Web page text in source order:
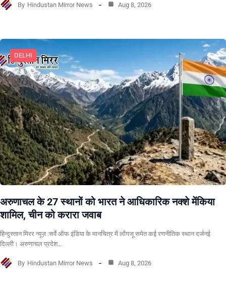
By Hindustan Mirror News Aug 8, 2026
DELHI
अरुणाचल के 27 स्थानों को भारत ने आधिकारिक नक्शे मेंकिया
शामिल, चीन को करारा जवाब
हिन्दुस्तान मिरर न्यूज़ :सर्वे ऑफ इंडिया के मानचित्र में लोंगजू समेत कई रणनीतिक स्थान दर्जनई
दिल्ली। अरुणाचल प्रदेश…
By Hindustan Mirror News Aug 8, 2026